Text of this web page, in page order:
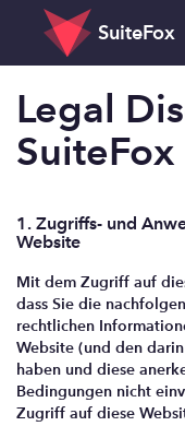
SuiteFox
Legal
SuiteFox
1. Zugriffs- und
Website
Mit dem Zugriff auf
dass Sie die
rechtlichen
Website (und den
haben und diese
Bedingungen nicht
Zugriff auf diese